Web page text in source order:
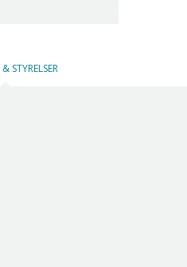
STYRELSER